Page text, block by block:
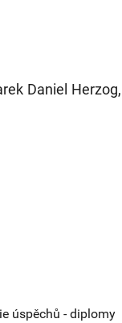
Daniel Herzog,
úspěchů - diplomy